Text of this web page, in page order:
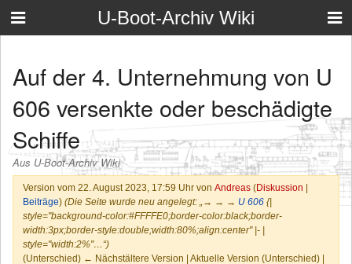
U-Boot-Archiv Wiki
Auf der 4. Unternehmung von U
606 versenkte oder beschädigte
Schiffe
Aus U-Boot-Archiv Wiki
Version vom 22. August 2023, 17:59 Uhr von Andreas (Diskussion |
Beiträge) (Die Seite wurde neu angelegt: „→ → → U 606{|
style="background-color:#FFFFE0;border-color:black;border-
width:3px;border-style:double;width:80%;align:center" |- |
style="width:2%"…“)
(Unterschied) ← Nächstältere Version | Aktuelle Version (Unterschied) |